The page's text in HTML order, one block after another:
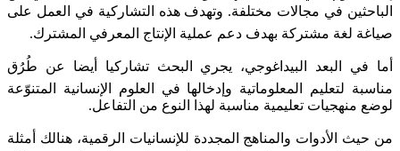
الباحثين في مجالات مختلفة. وتهدف هذه التشاركية في العمل على
صياغة لغة مشتركة بهدف دعم عملية الإنتاج المعرفي المشترك.
أما في البعد البيداغوجي، يجري البحث تشاركيا أيضا عن طُرُق
مناسبة لتعليم المعلوماتية وإدخالها في العلوم الإنسانية المتنوّعة
لوضع منهجيات تعليمية مناسبة لهذا النوع من التفاعل.
من حيث الأدوات والمناهج المجددة للإنسانيات الرقمية، هنالك أمثلة